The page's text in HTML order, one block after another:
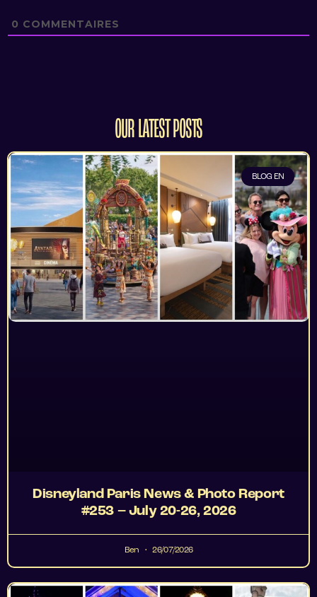
0 COMMENTAIRES
OUR LATEST POSTS
BLOG EN
Disneyland Paris News & Photo Report
#253 – July 20-26, 2026
Ben 26/07/2026